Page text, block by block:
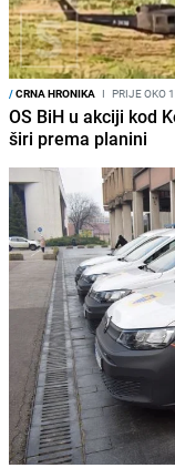
/CRNA HRONIKA I PRIJE OKO
OS BiH u akciji kod
širi prema planini